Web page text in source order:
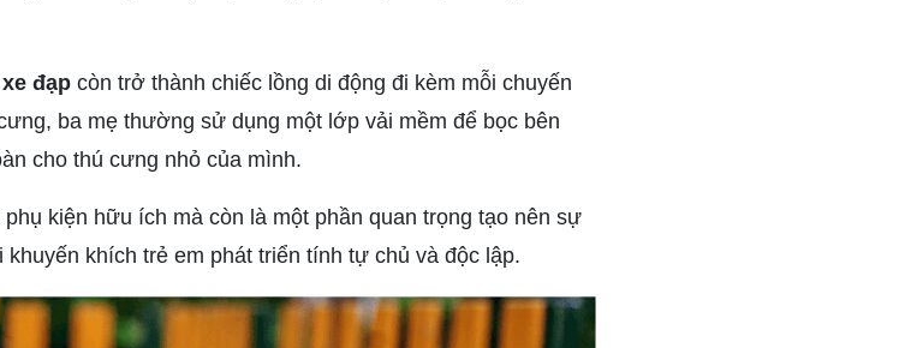
đạpcòn trở thành chiếc lồng di động đi kèm mỗi chuyến
ba mẹ thường sử dụng một lớp vải mềm để bọc bên
cho thú cưng nhỏ của mình.
kiện hữu ích mà còn là một phần quan trọng tạo nên sự
khích trẻ em phát triển tính tự chủ và độc lập.